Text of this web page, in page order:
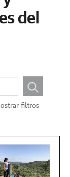
del
filtros